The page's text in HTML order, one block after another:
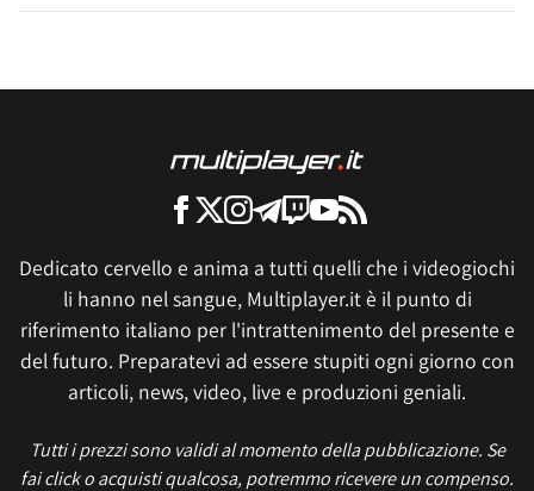
Dedicato cervello e anima a tutti quelli che i videogiochi
li hanno nel sangue, Multiplayer.it è il punto di
riferimento italiano per l'intrattenimento del presente e
del futuro. Preparatevi ad essere stupiti ogni giorno con
articoli, news, video, live e produzioni geniali.
Tutti i prezzi sono validi al momento della pubblicazione. Se
fai click o acquisti qualcosa, potremmo ricevere un compenso.